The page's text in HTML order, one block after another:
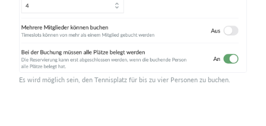
Es wird möglich sein, den Tennisplatz für bis zu vier Personen zu buchen.